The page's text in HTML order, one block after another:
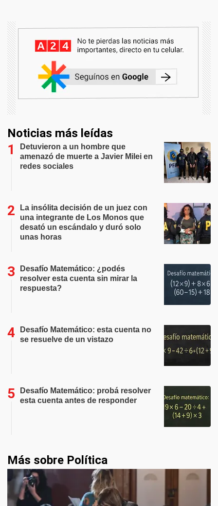
Noticias más leídas
Detuvieron a un hombre que
amenazó de muerte a Javier Milei en
redes sociales
La insólita decisión de un juez con
una integrante de Los Monos que
desató un escándalo y duró solo
unas horas
Desafío Matemático: ¿podés
resolver esta cuenta sin mirar la
respuesta?
Desafío Matemático: esta cuenta no
se resuelve de un vistazo
Desafío Matemático: probá resolver
esta cuenta antes de responder
Más sobre Política